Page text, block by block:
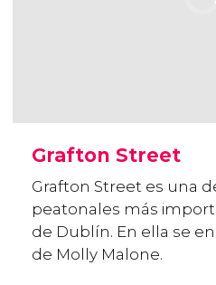
Grafton Street
Grafton Street es una
peatonales más
de Dublín. En ella se
de Molly Malone.